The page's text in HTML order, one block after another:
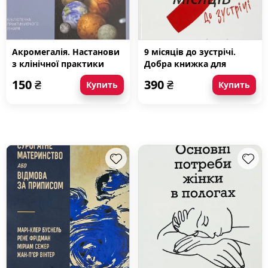
Акромегалія. Настанови
з клінічної практики
150₴ Купить
9 місяців до зустрічі.
Добра книжка для
майбутньої матусі
390₴ Купить